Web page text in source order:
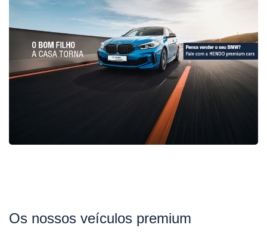
Os nossos veículos premium